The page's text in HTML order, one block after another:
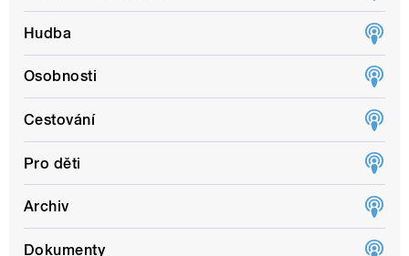
Hudba
Osobnosti
Cestování
Pro děti
Archiv
Dokumenty